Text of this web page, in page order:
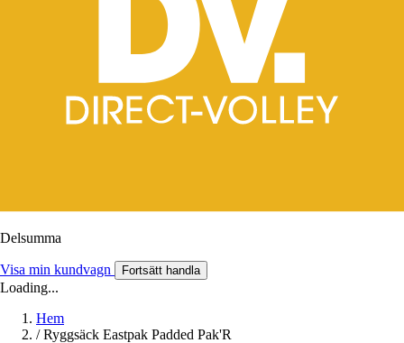
Delsumma
Visa min kundvagn Fortsätt handla
Loading...
Hem
/ Ryggsäck Eastpak Padded Pak'R